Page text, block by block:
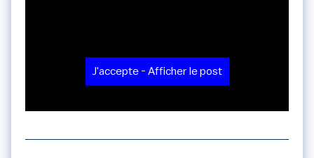
J'accepte - Afficher le post